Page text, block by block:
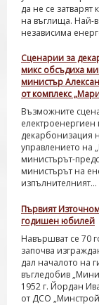
да не се
на въглища. Най-
независима
Сценарии за
микс обсъдиха
министър
от комплекс
Възможните
електроенергиен
декарбонизация
управлението на
министърът-
министърът на
изпълнителният...
Първият
годишен юбилей
Навършват се 70
започва
дал началото на
въгледобив
1952 г. Йордан
от ДСО